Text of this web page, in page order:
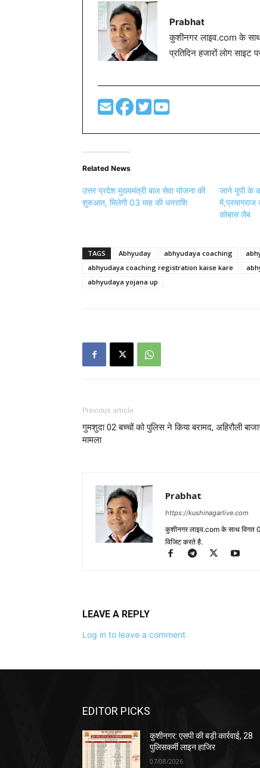
Prabhat
कुशीनगर लाइव.com के
प्रतिदिन हजारों लोग साइट
Related News
उत्तर प्रदेश मुख्यमंत्री बाल सेवा योजना की
शुरुआत, मिलेगी 03 माह की धनराशि
जाने यूपी के
में,प्रयागराज
कोबास लैब
TAGS Abhyuday abhyudaya coaching
abhyudaya coaching registration kaise kare
abhyudaya yojana up
Previous article
गुमशुदा 02 बच्चों को पुलिस ने किया बरामद, अहिरौली
मामला
Prabhat
https://kushinagarlive.com
कुशीनगर लाइव.com के साथ विगत
विजिट करते है.
LEAVE A REPLY
Log in to leave a comment
EDITOR PICKS
कुशीनगर: एसपी की बड़ी कार्रवाई, 28
पुलिसकर्मी लाइन हाजिर
07/08/2026